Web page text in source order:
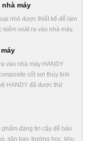
máy
nhỏ được thiết kế để làm
kiểm soát ra vào nhà máy.
vào nhà máy HANDY
cốt sợi thủy tinh
HANDY đã được thử
đáng tin cậy để bảo
sân bay, trường học, khu